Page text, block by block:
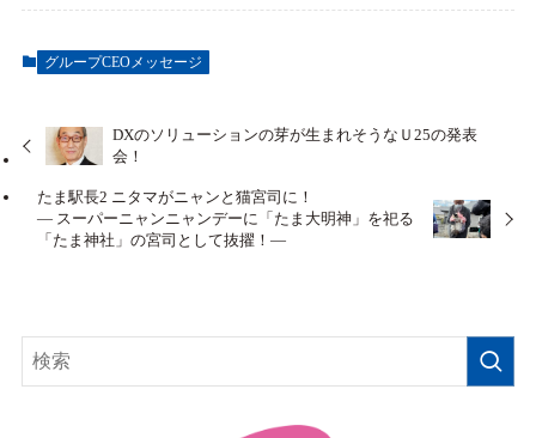
グループCEOメッセージ
DXのソリューションの芽が生まれそうなＵ25の発表
会！
たま駅長2 ニタマがニャンと猫宮司に！
― スーパーニャンニャンデーに「たま大明神」を祀る
「たま神社」の宮司として抜擢！―